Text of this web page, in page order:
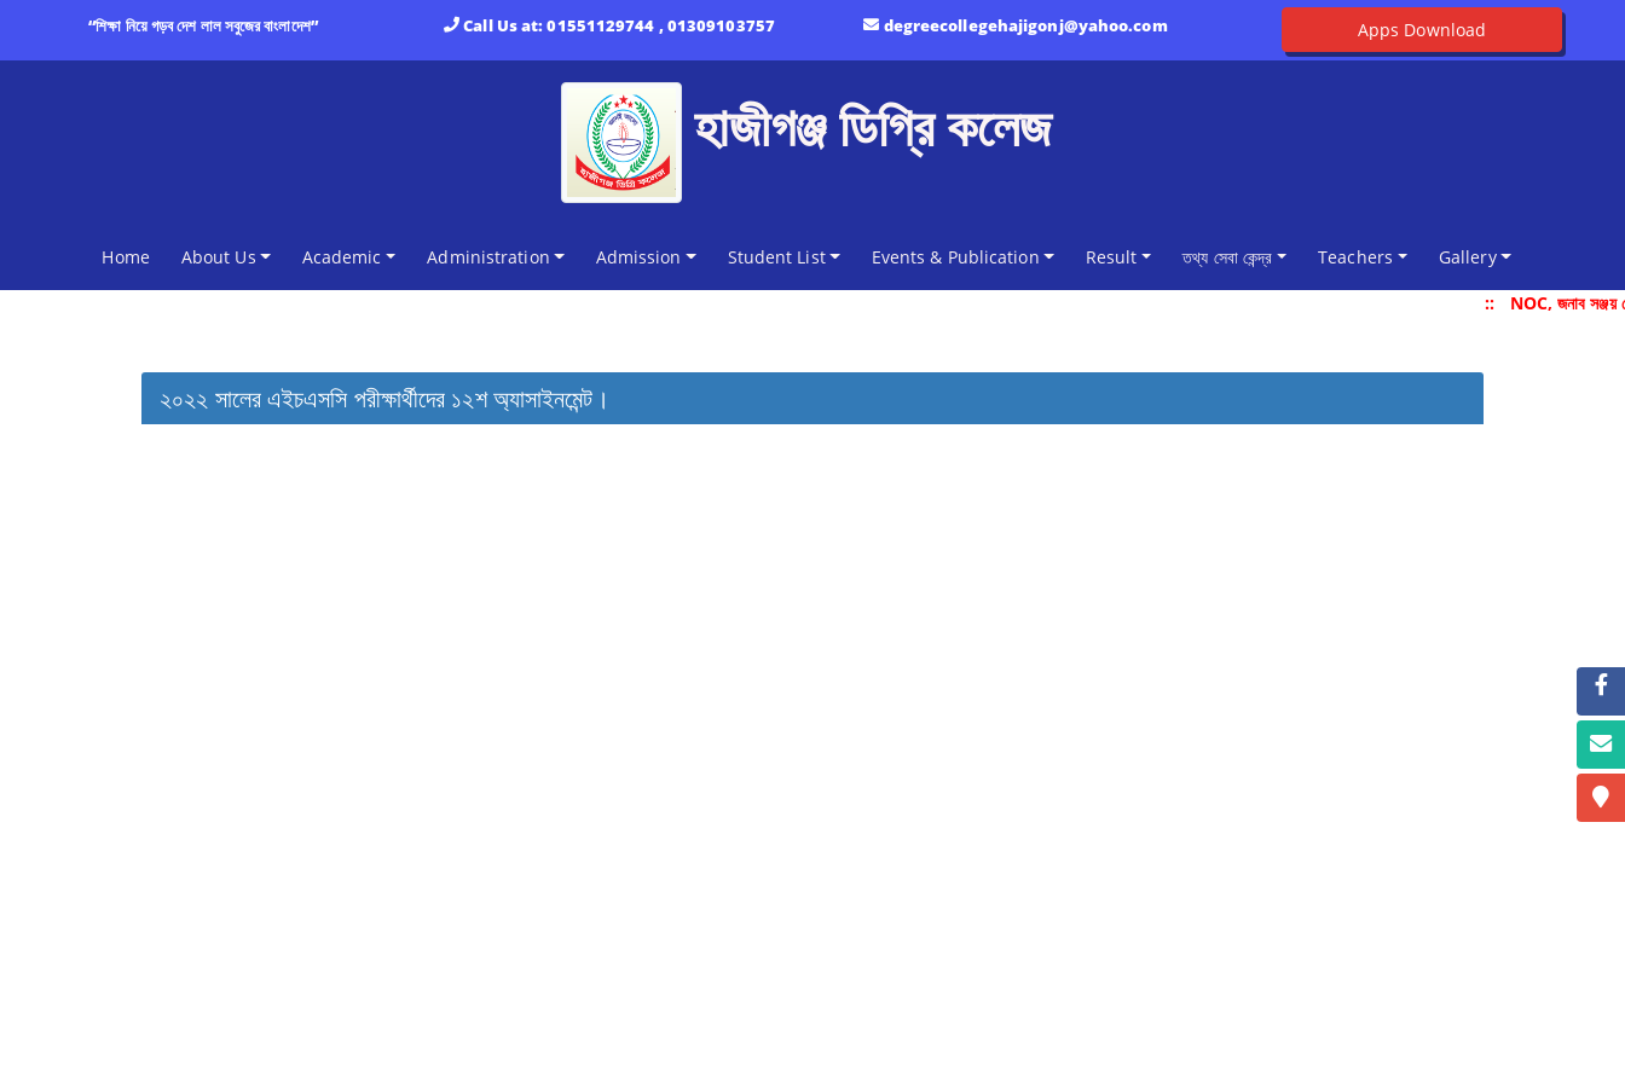
“শিক্ষা নিয়ে গড়ব দেশ লাল সবুজের বাংলাদেশ” Call Us at:01551129744 , 01309103757 degreecollegehajigonj@yahoo.com Apps Download
হাজীগঞ্জ ডিগ্রি কলেজ
Home(current)
About Us Academic Administration Admission Student List Events & Publication Result তথ্য সেবা কেন্দ্র Teachers
Gallery
::
NOC, জনাব সঞ্জয়
২০২২ সালের এইচএসসি পরীক্ষার্থীদের ১২শ অ্যাসাইনমেন্ট।